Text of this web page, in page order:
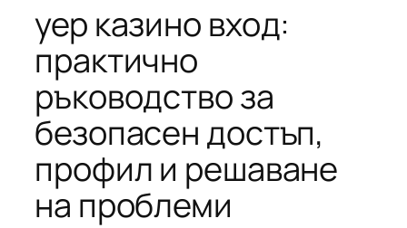
yep казино вход:
практично
ръководство за
безопасен достъп,
профил и решаване
на проблеми